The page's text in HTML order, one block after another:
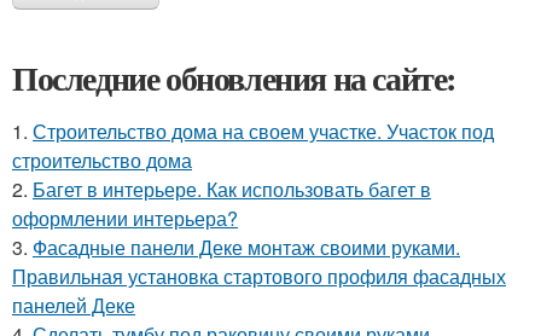
Последние обновления на сайте:
1. Строительство дома на своем участке. Участок под
строительство дома
2. Багет в интерьере. Как использовать багет в
оформлении интерьера?
3. Фасадные панели Деке монтаж своими руками.
Правильная установка стартового профиля фасадных
панелей Деке